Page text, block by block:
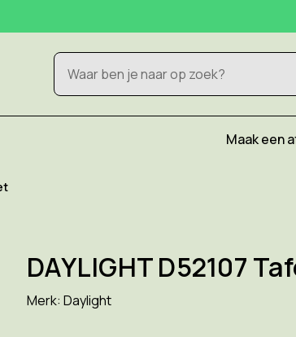
Zoeken
Maak een
DAYLIGHT D52107
Merk: Daylight